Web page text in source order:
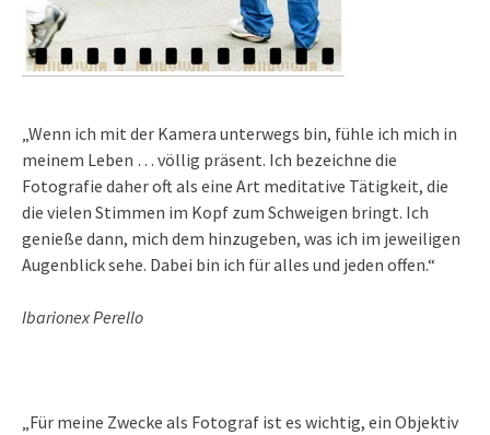
„Wenn ich mit der Kamera unterwegs bin, fühle ich mich in
meinem Leben … völlig präsent. Ich bezeichne die
Fotografie daher oft als eine Art meditative Tätigkeit, die
die vielen Stimmen im Kopf zum Schweigen bringt. Ich
genieße dann, mich dem hinzugeben, was ich im jeweiligen
Augenblick sehe. Dabei bin ich für alles und jeden offen.“
Ibarionex Perello
„Für meine Zwecke als Fotograf ist es wichtig, ein Objektiv